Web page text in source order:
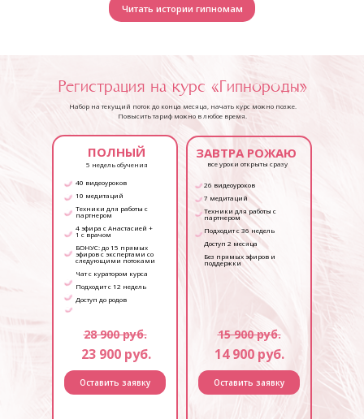
Читать истории гипномам
Регистрация на курс «Гипнороды»
Набор на текущий поток до конца месяца, начать курс можно позже.
Повысить тариф можно в любое время.
ПОЛНЫЙ
5 недель обучения
23 900 руб.
28 900 руб.
Оставить заявку
15 900 руб.
ЗАВТРА РОЖАЮ
все уроки открыты сразу
Оставить заявку
14 900 руб.
40 видеоуроков
10 медитаций
Техники для работы с
партнером
4 эфира с Анастасией +
1 с врачом
БОНУС: до 15 прямых
эфиров с экспертами со
следующими потоками
Чат с куратором курса
Подходит с 12 недель
Доступ до родов
26 видеоуроков
7 медитаций
Техники для работы с
партнером
Подходит с 36 недель
Доступ 2 месяца
Без прямых эфиров и
поддержки